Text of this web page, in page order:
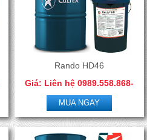
Rando HD46
Giá: Liên hệ 0989.558.868-
0966.506.288
MUA NGAY